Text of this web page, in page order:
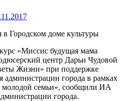
в Городском доме культуры
«Миссис будущая мама
центр Дарьи Чудовой
Жизни» при поддержке
администрации города в рамках
молодой семьи», сообщили ИА
города.